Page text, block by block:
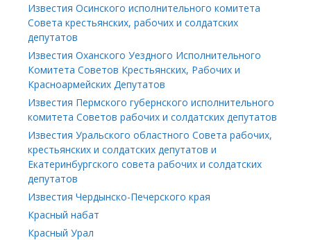
Известия Осинского исполнительного комитета
Совета крестьянских, рабочих и солдатских
депутатов
Известия Оханского Уездного Исполнительного
Комитета Советов Крестьянских, Рабочих и
Красноармейских Депутатов
Известия Пермского губернского исполнительного
комитета Советов рабочих и солдатских депутатов
Известия Уральского областного Совета рабочих,
крестьянских и солдатских депутатов и
Екатеринбургского совета рабочих и солдатских
депутатов
Известия Чердынско-Печерского края
Красный набат
Красный Урал